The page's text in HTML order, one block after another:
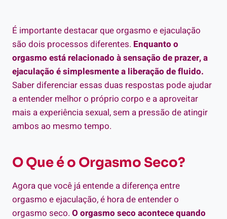
É importante destacar que orgasmo e ejaculação
são dois processos diferentes. Enquanto o
orgasmo está relacionado à sensação de prazer, a
ejaculação é simplesmente a liberação de fluido.
Saber diferenciar essas duas respostas pode ajudar
a entender melhor o próprio corpo e a aproveitar
mais a experiência sexual, sem a pressão de atingir
ambos ao mesmo tempo.
O Que é o Orgasmo Seco?
Agora que você já entende a diferença entre
orgasmo e ejaculação, é hora de entender o
orgasmo seco. O orgasmo seco acontece quando